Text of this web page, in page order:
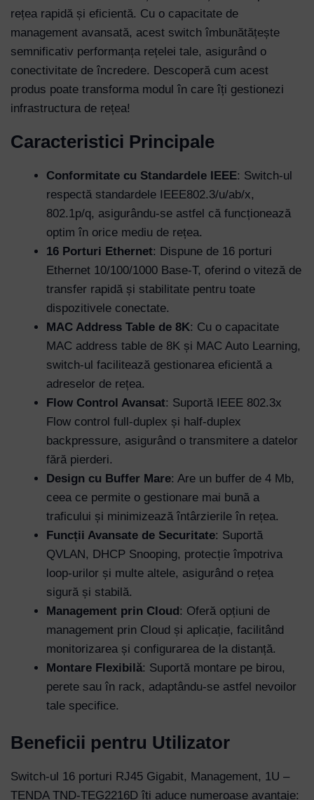
rețea rapidă și eficientă. Cu o capacitate de
management avansată, acest switch îmbunătățește
semnificativ performanța rețelei tale, asigurând o
conectivitate de încredere. Descoperă cum acest
produs poate transforma modul în care îți gestionezi
infrastructura de rețea!
Caracteristici Principale
Conformitate cu Standardele IEEE: Switch-ul
respectă standardele IEEE802.3/u/ab/x,
802.1p/q, asigurându-se astfel că funcționează
optim în orice mediu de rețea.
16 Porturi Ethernet: Dispune de 16 porturi
Ethernet 10/100/1000 Base-T, oferind o viteză de
transfer rapidă și stabilitate pentru toate
dispozitivele conectate.
MAC Address Table de 8K: Cu o capacitate
MAC address table de 8K și MAC Auto Learning,
switch-ul facilitează gestionarea eficientă a
adreselor de rețea.
Flow Control Avansat: Suportă IEEE 802.3x
Flow control full-duplex și half-duplex
backpressure, asigurând o transmitere a datelor
fără pierderi.
Design cu Buffer Mare: Are un buffer de 4 Mb,
ceea ce permite o gestionare mai bună a
traficului și minimizează întârzierile în rețea.
Funcții Avansate de Securitate: Suportă
QVLAN, DHCP Snooping, protecție împotriva
loop-urilor și multe altele, asigurând o rețea
sigură și stabilă.
Management prin Cloud : Oferă opțiuni de
management prin Cloud și aplicație, facilitând
monitorizarea și configurarea de la distanță.
Montare Flexibilă: Suportă montare pe birou,
perete sau în rack, adaptându-se astfel nevoilor
tale specifice.
Beneficii pentru Utilizator
Switch-ul 16 porturi RJ45 Gigabit, Management, 1U –
TENDA TND-TEG2216D îți aduce numeroase avantaje: